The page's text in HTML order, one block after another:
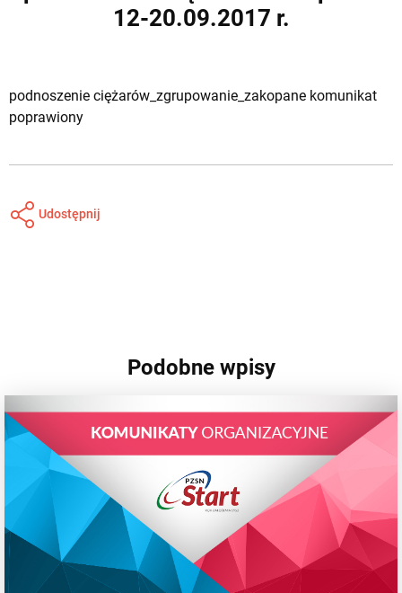
12-20.09.2017 r.
podnoszenie ciężarów_zgrupowanie_zakopane komunikat
poprawiony
Udostępnij
Podobne wpisy